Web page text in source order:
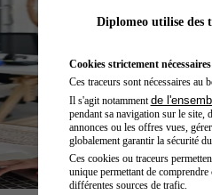
Diplomeo utilise des
Cookies strictement nécessaires
Ces traceurs sont nécessaires au
Il s'agit notamment de
pendant sa navigation sur le site,
annonces ou les offres vues,
globalement garantir la sécurité
Ces cookies ou traceurs
unique permettant de
différentes sources de trafic.